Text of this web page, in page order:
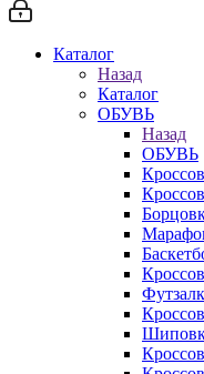
Каталог
Назад
Каталог
ОБУВЬ
Назад
ОБУВЬ